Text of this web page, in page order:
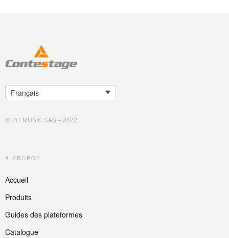
Français
© HIT MUSIC SAS – 2022
A PROPOS
Accueil
Produits
Guides des plateformes
Catalogue